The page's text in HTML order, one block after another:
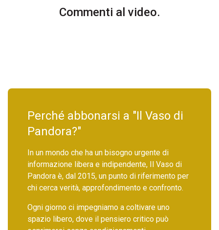
Commenti al video.
Perché abbonarsi a "Il Vaso di
Pandora?"
In un mondo che ha un bisogno urgente di
informazione libera e indipendente, Il Vaso di
Pandora è, dal 2015, un punto di riferimento per
chi cerca verità, approfondimento e confronto.
Ogni giorno ci impegniamo a coltivare uno
spazio libero, dove il pensiero critico può